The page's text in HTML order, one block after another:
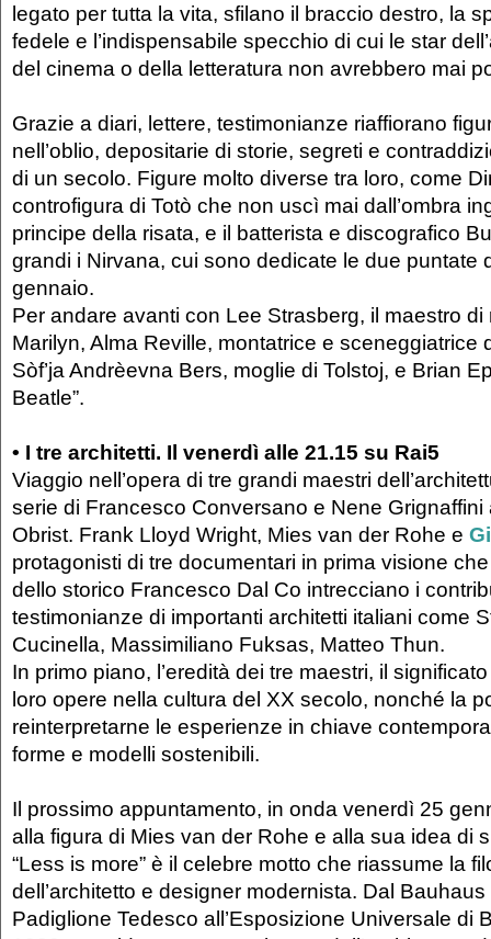
legato per tutta la vita, sfilano il braccio destro, la
fedele e l’indispensabile specchio di cui le star
del cinema o della letteratura non avrebbero mai
Grazie a diari, lettere, testimonianze riaffiorano
nell’oblio, depositarie di storie, segreti e
di un secolo. Figure molto diverse tra loro, come
controfigura di Totò che non uscì mai dall’ombra
principe della risata, e il batterista e discografico
grandi i Nirvana, cui sono dedicate le due puntate
gennaio.
Per andare avanti con Lee Strasberg, il maestro di
Marilyn, Alma Reville, montatrice e sceneggiatrice
Sòf’ja Andrèevna Bers, moglie di Tolstoj, e Brian
Beatle”.
• I tre architetti. Il venerdì alle 21.15 su Rai5
Viaggio nell’opera di tre grandi maestri
serie di Francesco Conversano e Nene Grignaffini
Obrist. Frank Lloyd Wright, Mies van der Rohe e
protagonisti di tre documentari in prima visione
dello storico Francesco Dal Co intrecciano i
testimonianze di importanti architetti italiani come
Cucinella, Massimiliano Fuksas, Matteo Thun.
In primo piano, l’eredità dei tre maestri, il
loro opere nella cultura del XX secolo, nonché la
reinterpretarne le esperienze in chiave
forme e modelli sostenibili.
Il prossimo appuntamento, in onda venerdì 25
alla figura di Mies van der Rohe e alla sua idea di
“Less is more” è il celebre motto che riassume la
dell’architetto e designer modernista. Dal
Padiglione Tedesco all’Esposizione Universale di